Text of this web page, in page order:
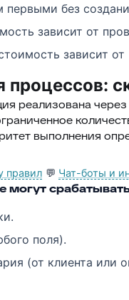
первыми без
зависит от
зависит
процессов:
реализована
выполнения
правил 💬 Чат-боты и
поля).
(от клиента или